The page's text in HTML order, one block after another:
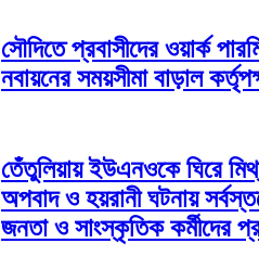
সৌদিতে প্রবাসীদের ওয়ার্ক
নবায়নের সময়সীমা বাড়াল
তেঁতুলিয়ায় ইউএনওকে ঘিরে
অপবাদ ও হয়রানী ঘটনায়
জনতা ও সাংস্কৃতিক কর্মীদের